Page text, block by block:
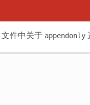
文件中关于 appendonly